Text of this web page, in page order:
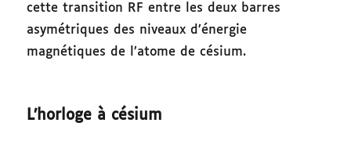
cette transition RF entre les deux barres
asymétriques des niveaux d’énergie
magnétiques de l’atome de césium.
L’horloge à césium